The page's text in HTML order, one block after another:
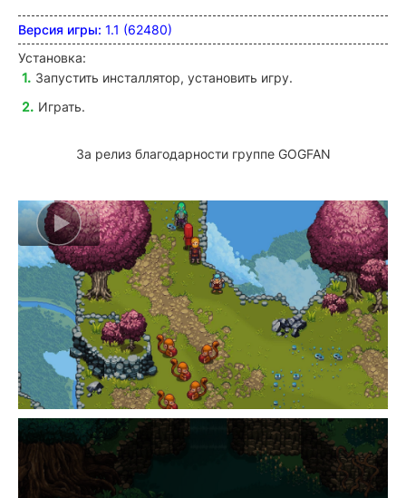
Версия игры: 1.1 (62480)
Установка:
Запустить инсталлятор, установить игру.
Играть.
За релиз благодарности группе GOGFAN